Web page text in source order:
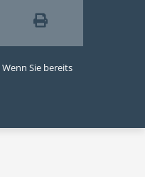
Sie bereits